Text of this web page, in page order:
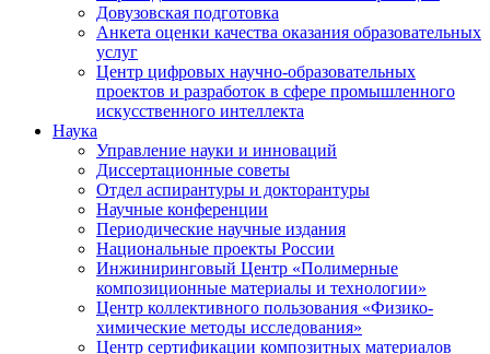
Довузовская подготовка
Анкета оценки качества оказания образовательных
услуг
Центр цифровых научно-образовательных
проектов и разработок в сфере промышленного
искусственного интеллекта
Наука
Управление науки и инноваций
Диссертационные советы
Отдел аспирантуры и докторантуры
Научные конференции
Периодические научные издания
Национальные проекты России
Инжиниринговый Центр «Полимерные
композиционные материалы и технологии»
Центр коллективного пользования «Физико-
химические методы исследования»
Центр сертификации композитных материалов